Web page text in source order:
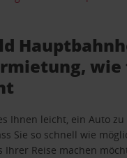
wie
Ihnen leicht, ein Auto
Sie so schnell wie
Ihrer Reise machen